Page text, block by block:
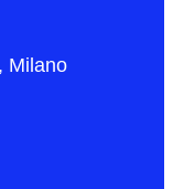
Milano